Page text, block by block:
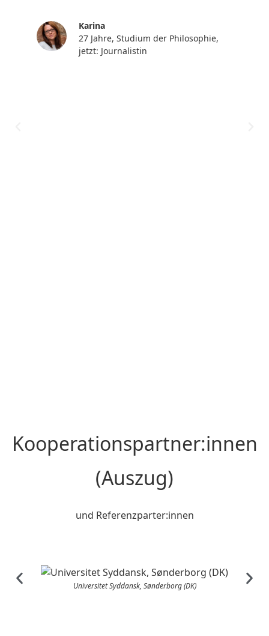
Karina
27 Jahre, Studium der Philosophie,
jetzt: Journalistin
Kooperationspartner:innen
(Auszug)
und Referenzparter:innen
Universitet Syddansk, Sønderborg (DK)